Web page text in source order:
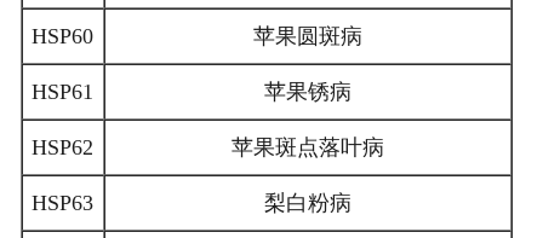
HSP60 苹果圆斑病
HSP61 苹果锈病
HSP62 苹果斑点落叶病
HSP63 梨白粉病